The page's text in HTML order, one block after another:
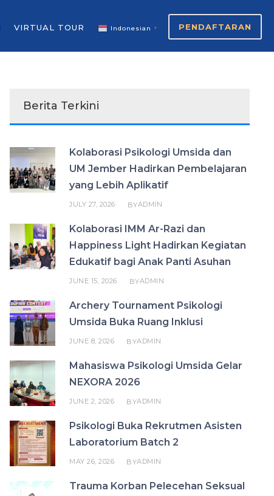
VIRTUAL TOUR Indonesian ▼ PENDAFTARAN
Berita Terkini
Kolaborasi Psikologi Umsida dan
UM Jember Hadirkan Pembelajaran
yang Lebih Aplikatif
JULY 27, 2026 BYADMIN
Kolaborasi IMM Ar-Razi dan
Happiness Light Hadirkan Kegiatan
Edukatif bagi Anak Panti Asuhan
JUNE 15, 2026 BYADMIN
Archery Tournament Psikologi
Umsida Buka Ruang Inklusi
JUNE 8, 2026 BYADMIN
Mahasiswa Psikologi Umsida Gelar
NEXORA 2026
JUNE 2, 2026 BYADMIN
Psikologi Buka Rekrutmen Asisten
Laboratorium Batch 2
MAY 26, 2026 BYADMIN
Trauma Korban Pelecehan Seksual